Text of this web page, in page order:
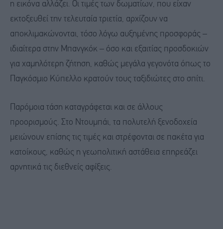
η εικόνα αλλάζει. Οι τιμές των δωματίων, που είχαν
εκτοξευθεί την τελευταία τριετία, αρχίζουν να
αποκλιμακώνονται, τόσο λόγω αυξημένης προσφοράς –
ιδιαίτερα στην Μπανγκόκ – όσο και εξαιτίας προσδοκιών
για χαμηλότερη ζήτηση, καθώς μεγάλα γεγονότα όπως το
Παγκόσμιο Κύπελλο κρατούν τους ταξιδιώτες στο σπίτι.
Παρόμοια τάση καταγράφεται και σε άλλους
προορισμούς. Στο Ντουμπάι, τα πολυτελή ξενοδοχεία
μειώνουν επίσης τις τιμές και στρέφονται σε πακέτα για
κατοίκους, καθώς η γεωπολιτική αστάθεια επηρεάζει
αρνητικά τις διεθνείς αφίξεις.